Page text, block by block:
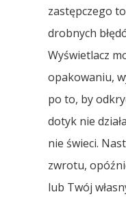
zastępczego
drobnych
Wyświetlacz
opakowaniu,
po to, by
dotyk nie
nie świeci.
zwrotu,
lub Twój